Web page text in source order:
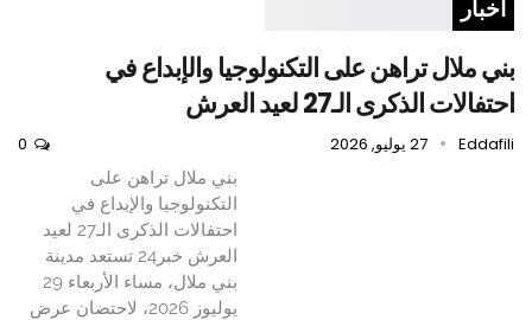
أخبار
بني ملال تراهن على التكنولوجيا والإبداع في
احتفالات الذكرى الـ27 لعيد العرش
Eddafili 27 يوليو, 2026
بني ملال تراهن على
التكنولوجيا والإبداع في
احتفالات الذكرى الـ27 لعيد
العرش خبر24 تستعد مدينة
بني ملال، مساء الأربعاء 29
يوليوز 2026، لاحتضان عرض